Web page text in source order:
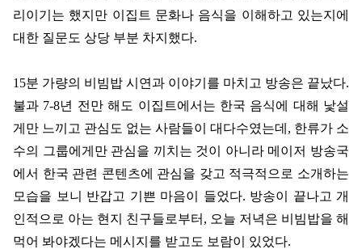
리이기는 했지만 이집트 문화나 음식을 이해하고 있는지에
대한 질문도 상당 부분 차지했다.
15분 가량의 비빔밥 시연과 이야기를 마치고 방송은 끝났다.
불과 7-8년 전만 해도 이집트에서는 한국 음식에 대해 낯설
게만 느끼고 관심도 없는 사람들이 대다수였는데 , 한류가 소
수의 그룹에게만 관심을 끼치는 것이 아니라 메이저 방송국
에서 한국 관련 콘텐츠에 관심을 갖고 적극적으로 소개하는
모습을 보니 반갑고 기쁜 마음이 들었다. 방송이 끝나고 개
인적으로 아는 현지 친구들로부터 , 오늘 저녁은 비빔밥을 해
먹어 봐야겠다는 메시지를 받고도 보람이 있었다.